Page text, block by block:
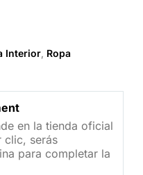
Interior Ropa
en la tienda oficial
clic, serás
para completar la